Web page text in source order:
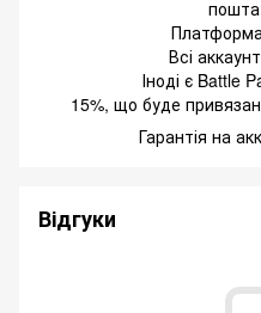
Всі
Іноді є Battle
15%, що буде
Гарантія на
Відгуки